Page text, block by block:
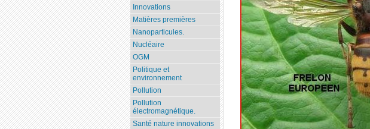
Innovations
Matières premières
Nanoparticules.
Nucléaire
OGM
Politique et
environnement
Pollution
Pollution
électromagnétique.
Santé nature innovations